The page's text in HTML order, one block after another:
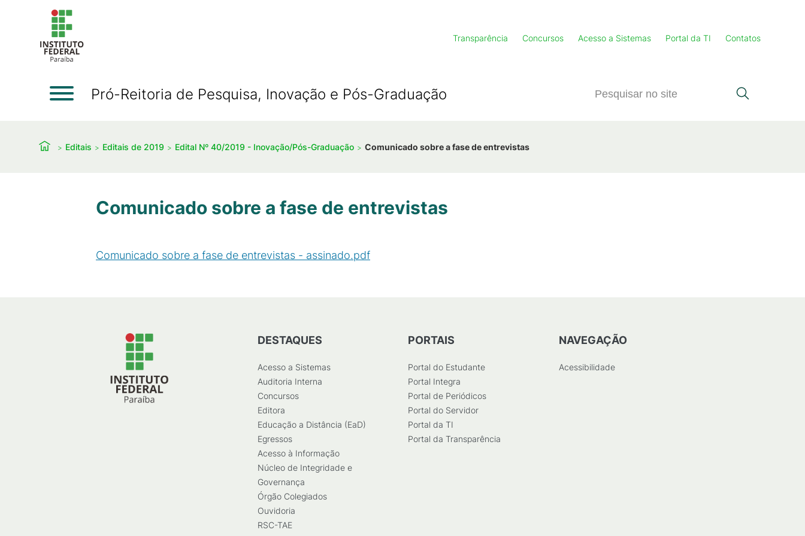
Transparência Concursos Acesso a Sistemas Portal da TI Contatos
Pró-Reitoria de Pesquisa, Inovação e Pós-Graduação
Editais Editais de 2019 Edital Nº 40/2019 - Inovação/Pós-Graduação Comunicado sobre a fase de entrevistas
Comunicado sobre a fase de entrevistas
Comunicado sobre a fase de entrevistas - assinado.pdf
DESTAQUES
Acesso a Sistemas
Auditoria Interna
Concursos
Editora
Educação a Distância (EaD)
Egressos
Acesso à Informação
Núcleo de Integridade e
Governança
Órgão Colegiados
Ouvidoria
RSC-TAE
PORTAIS
Portal do Estudante
Portal Integra
Portal de Periódicos
Portal do Servidor
Portal da TI
Portal da Transparência
NAVEGAÇÃO
Acessibilidade